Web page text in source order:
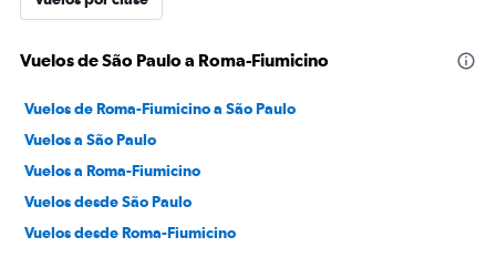
Vuelos de São Paulo a Roma-Fiumicino
Vuelos de Roma-Fiumicino a São Paulo
Vuelos a São Paulo
Vuelos a Roma-Fiumicino
Vuelos desde São Paulo
Vuelos desde Roma-Fiumicino